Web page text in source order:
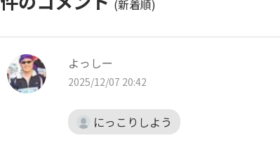
(新着順)
よっしー
2025/12/07 20:42
にっこりしよう